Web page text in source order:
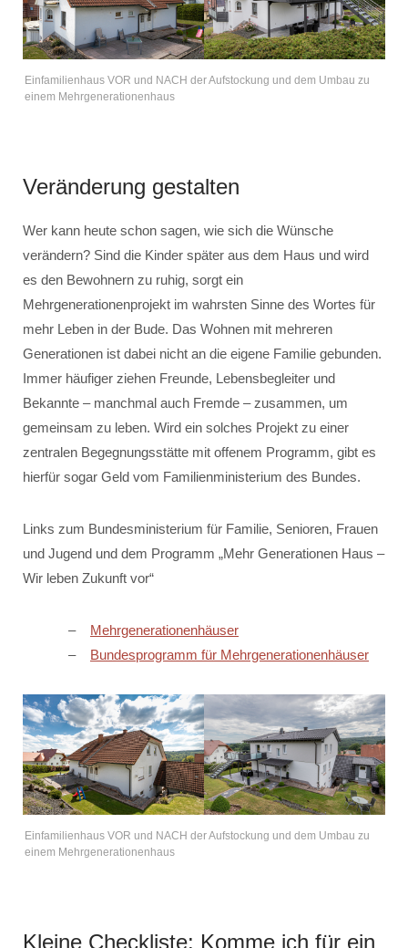
Einfamilienhaus VOR und NACH der Aufstockung und dem Umbau zu
einem Mehrgenerationenhaus
Veränderung gestalten
Wer kann heute schon sagen, wie sich die Wünsche
verändern? Sind die Kinder später aus dem Haus und wird
es den Bewohnern zu ruhig, sorgt ein
Mehrgenerationenprojekt im wahrsten Sinne des Wortes für
mehr Leben in der Bude. Das Wohnen mit mehreren
Generationen ist dabei nicht an die eigene Familie gebunden.
Immer häufiger ziehen Freunde, Lebensbegleiter und
Bekannte – manchmal auch Fremde – zusammen, um
gemeinsam zu leben. Wird ein solches Projekt zu einer
zentralen Begegnungsstätte mit offenem Programm, gibt es
hierfür sogar Geld vom Familienministerium des Bundes.
Links zum Bundesministerium für Familie, Senioren, Frauen
und Jugend und dem Programm „Mehr Generationen Haus –
Wir leben Zukunft vor“
Mehrgenerationenhäuser
Bundesprogramm für Mehrgenerationenhäuser
Einfamilienhaus VOR und NACH der Aufstockung und dem Umbau zu
einem Mehrgenerationenhaus
Kleine Checkliste: Komme ich für ein